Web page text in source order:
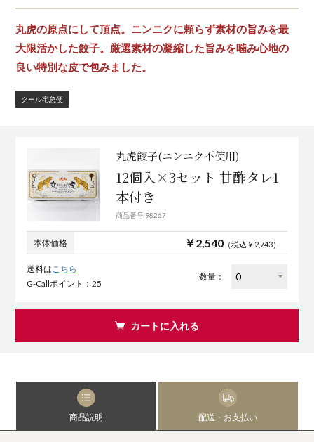
丸虎の原点にして頂点。ニンニクに頼らず素材の旨みを最
大限活かした餃子。厳選素材の凝縮した旨みを噛み心地の
良い特別な皮で包みました。
クール宅急便
丸虎餃子(ニンニク不使用)
12個入×3セット 甘酢タレ1
本付き
商品番号 98267
本体価格 ￥2,540（税込￥2,743）
送料はこちら
G-Callポイント：25
数量：
カートに入れる
商品説明 配送・お支払い